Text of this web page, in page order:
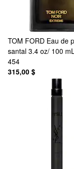
TOM FORD Eau de
santal 3.4 oz/ 100 mL
454
315,00 $